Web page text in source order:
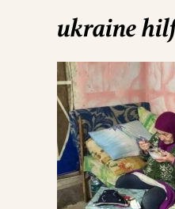
ukraine